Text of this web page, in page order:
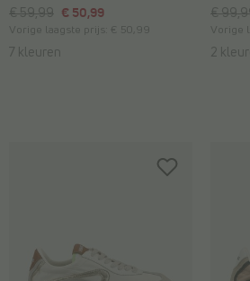
€ 59,99 € 50,99
Vorige laagste prijs: € 50,99
7 kleuren
€
Vorige
2